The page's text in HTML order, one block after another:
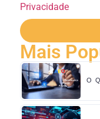
Privacidade
Mais
O